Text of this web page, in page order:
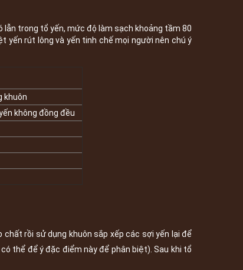
trong tổ yến, mức độ làm sạch khoảng tầm 80
yến rút lông và yến tinh chế mọi người nên chú ý
khuôn
không đồng đều
rồi sử dụng khuôn sắp xếp các sợi yến lại để
thể để ý đặc điểm này để phân biệt). Sau khi tổ